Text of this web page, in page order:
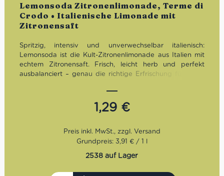
Lemonsoda Zitronenlimonade, Terme di
Crodo • Italienische Limonade mit
Zitronensaft
Spritzig, intensiv und unverwechselbar italienisch:
Lemonsoda ist die Kult-Zitronenlimonade aus Italien mit
echtem Zitronensaft. Frisch, leicht herb und perfekt
ausbalanciert – genau die richtige Erfrischung für heiße
1,29 €
mit5.00von
5
Grundpreis: 3,91 € / 1 l
2538 auf Lager